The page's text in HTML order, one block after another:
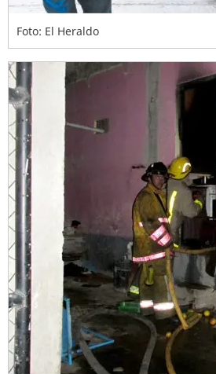
Foto: El Heraldo